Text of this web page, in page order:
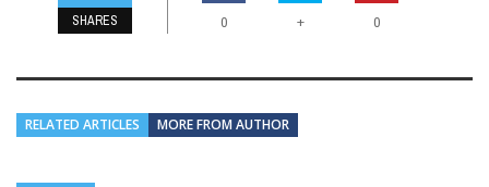
SHARES 0 + 0
RELATED ARTICLES MORE FROM AUTHOR